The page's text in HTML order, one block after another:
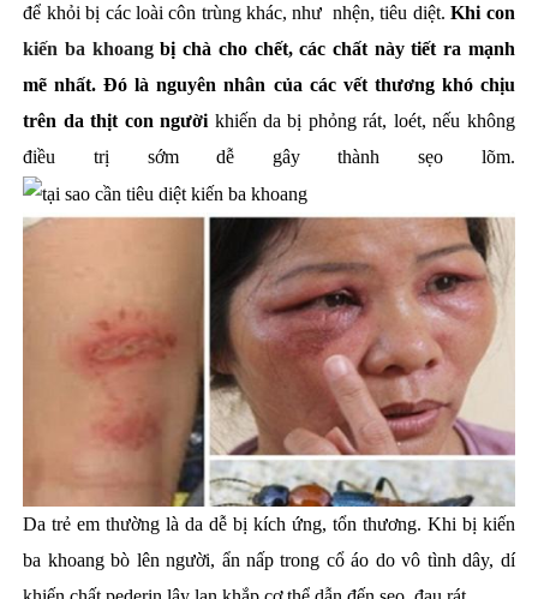
để khỏi bị các loài côn trùng khác, như nhện, tiêu diệt.Khi con
kiến ba khoangbị chà cho chết, các chất này tiết ra mạnh
mẽ nhất. Đó là nguyên nhân của các vết thương khó chịu
trên da thịt con người khiến da bị phỏng rát, loét, nếu không
điều trị sớm dễ gây thành sẹo lõm.
Da trẻ em thường là da dễ bị kích ứng, tổn thương. Khi bị kiến
ba khoang bò lên người, ẩn nấp trong cổ áo do vô tình dây, dí